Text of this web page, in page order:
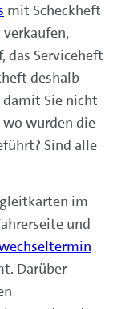
mit Scheckheft
das Serviceheft
deshalb
Sie nicht
wo wurden die
Sind alle
im
und
Darüber